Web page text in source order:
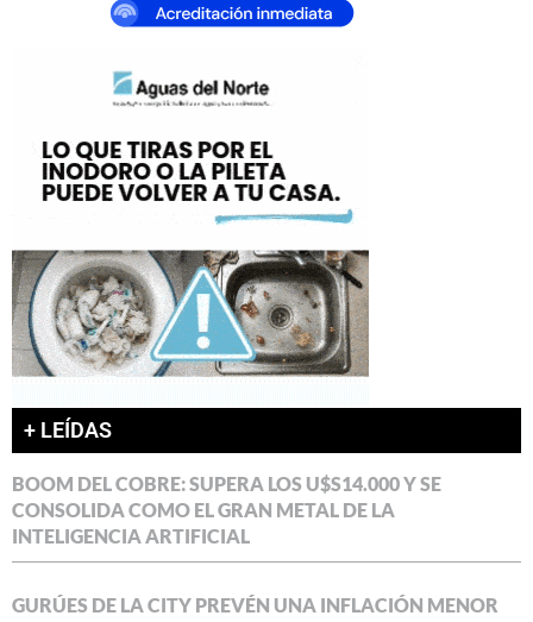
+ LEÍDAS
BOOM DEL COBRE: SUPERA LOS U$S14.000 Y SE
CONSOLIDA COMO EL GRAN METAL DE LA
INTELIGENCIA ARTIFICIAL
GURÚES DE LA CITY PREVÉN UNA INFLACIÓN MENOR